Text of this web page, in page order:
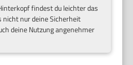
findest du leichter das
nicht nur deine Sicherheit
deine Nutzung angenehmer